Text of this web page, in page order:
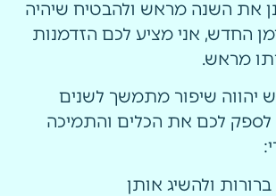
את השנה מראש ולהבטיח שיהיה
החדש, אני מציע לכם הזדמנות
מראש.
יהווה שיפור מתמשך לשנים
לספק לכם את הכלים והתמיכה
ולהשיג אותן